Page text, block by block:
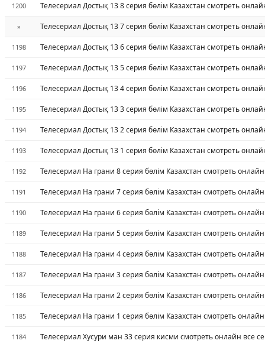
1200 Телесериал Достық 13 8 серия бөлім Казахстан смотреть
» Телесериал Достық 13 7 серия бөлім Казахстан смотреть
1198 Телесериал Достық 13 6 серия бөлім Казахстан смотреть
1197 Телесериал Достық 13 5 серия бөлім Казахстан смотреть
1196 Телесериал Достық 13 4 серия бөлім Казахстан смотреть
1195 Телесериал Достық 13 3 серия бөлім Казахстан смотреть
1194 Телесериал Достық 13 2 серия бөлім Казахстан смотреть
1193 Телесериал Достық 13 1 серия бөлім Казахстан смотреть
1192 Телесериал На грани 8 серия бөлім Казахстан смотреть
1191 Телесериал На грани 7 серия бөлім Казахстан смотреть
1190 Телесериал На грани 6 серия бөлім Казахстан смотреть
1189 Телесериал На грани 5 серия бөлім Казахстан смотреть
1188 Телесериал На грани 4 серия бөлім Казахстан смотреть
1187 Телесериал На грани 3 серия бөлім Казахстан смотреть
1186 Телесериал На грани 2 серия бөлім Казахстан смотреть
1185 Телесериал На грани 1 серия бөлім Казахстан смотреть
1184 Телесериал Хусури ман 33 серия кисми смотреть онлайн все